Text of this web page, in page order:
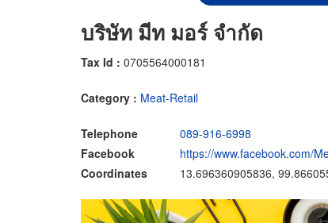
บริษัท มีท มอร์ จำกัด
Tax Id : 0705564000181
Category : Meat-Retail
Telephone
089-916-6998
Facebook
https://www.facebook.com/
Coordinates
13.696360905836,